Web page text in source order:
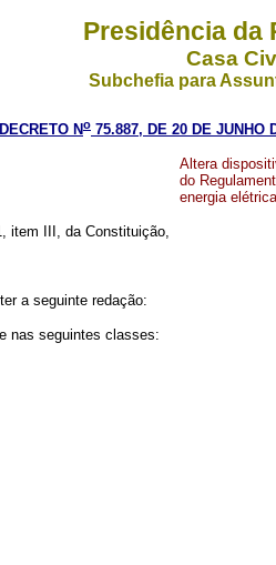
Presidência da
Casa
Subchefia para
DECRETO No 75.887, DE 20 DE JUNHO
Altera
do
energia
item III, da Constituição,
a seguinte redação:
nas seguintes classes: